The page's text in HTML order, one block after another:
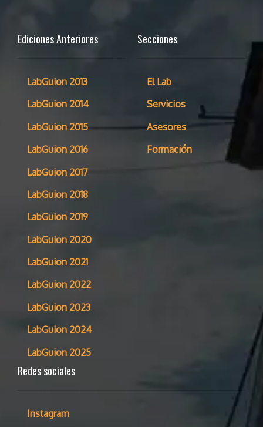
Ediciones Anteriores
LabGuion 2013
LabGuion 2014
LabGuion 2015
LabGuion 2016
LabGuion 2017
LabGuion 2018
LabGuion 2019
LabGuion 2020
LabGuion 2021
LabGuion 2022
LabGuion 2023
LabGuion 2024
LabGuion 2025
Secciones
El Lab
Servicios
Asesores
Formación
Redes sociales
Instagram